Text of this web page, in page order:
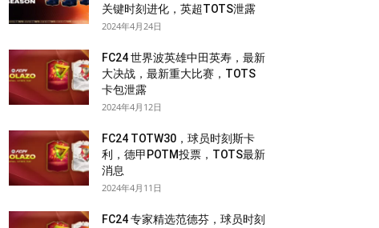
关键时刻进化，英超TOTS泄露
2024年4月24日
FC24 世界波英雄中田英寿，最新
大决战，最新重大比赛，TOTS
卡包泄露
2024年4月12日
FC24 TOTW30，球员时刻斯卡
利，德甲POTM投票，TOTS最新
消息
2024年4月11日
FC24 专家精选范德芬，球员时刻